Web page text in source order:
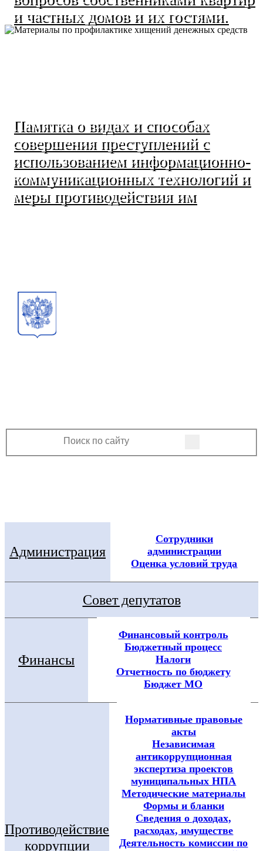
и частных домов и их гостями.
Памятка о видах и способах
совершения преступлений с
использованием информационно-
коммуникационных технологий и
меры противодействия им
Администрация
Сотрудники
администрации
Оценка условий труда
Совет депутатов
Финансы
Финансовый контроль
Бюджетный процесс
Налоги
Отчетность по бюджету
Бюджет МО
Противодействие
коррупции
Нормативные правовые
акты
Независимая
антикоррупционная
экспертиза проектов
муниципальных НПА
Методические материалы
Формы и бланки
Сведения о доходах,
расходах, имуществе
Деятельность комиссии по